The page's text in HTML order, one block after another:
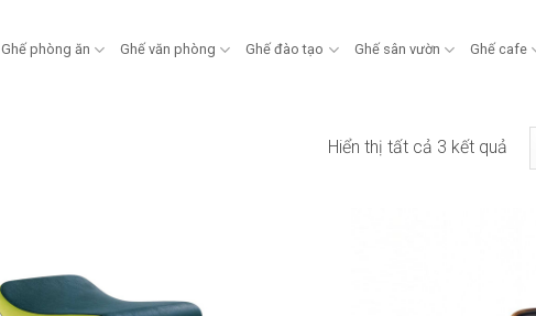
Ghế phòng ăn Ghế văn phòng Ghế đào tạo Ghế sân vườn Ghế cafe
Hiển thị tất cả 3 kết quảĐã
sắp